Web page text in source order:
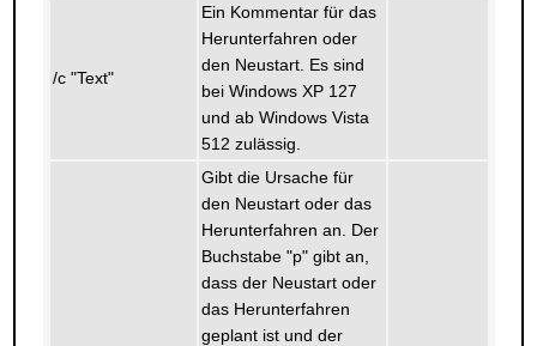
/c "Text"
Ein Kommentar für das
Herunterfahren oder
den Neustart. Es sind
bei Windows XP 127
und ab Windows Vista
512 zulässig.
Gibt die Ursache für
den Neustart oder das
Herunterfahren an. Der
Buchstabe "p" gibt an,
dass der Neustart oder
das Herunterfahren
geplant ist und der